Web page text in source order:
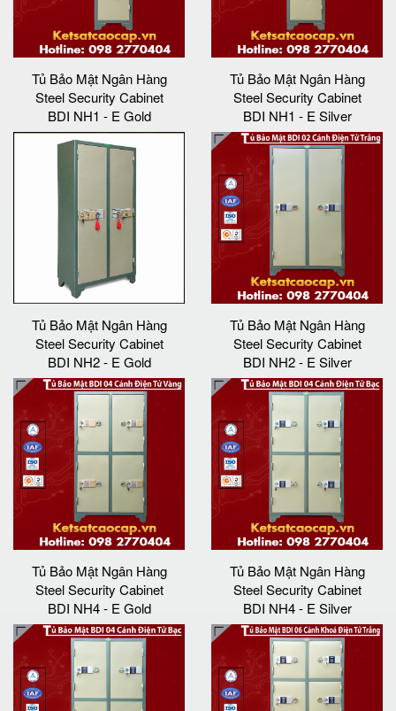
Tủ Bảo Mật Ngân Hàng
Steel Security Cabinet
BDI NH1 - E Gold
Tủ Bảo Mật Ngân Hàng
Steel Security Cabinet
BDI NH1 - E Silver
Tủ Bảo Mật Ngân Hàng
Steel Security Cabinet
BDI NH2 - E Gold
Tủ Bảo Mật Ngân Hàng
Steel Security Cabinet
BDI NH2 - E Silver
Tủ Bảo Mật Ngân Hàng
Steel Security Cabinet
BDI NH4 - E Gold
Tủ Bảo Mật Ngân Hàng
Steel Security Cabinet
BDI NH4 - E Silver